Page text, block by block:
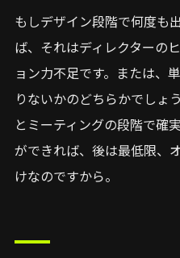
もしデザイン段階で何度も
ば、それはディレクターの
ョン力不足です。または、
りないかのどちらかでしょ
とミーティングの段階で確
ができれば、後は最低限、
けなのですから。